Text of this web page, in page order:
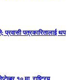
प्रवासी पत्रकारितालाई थप